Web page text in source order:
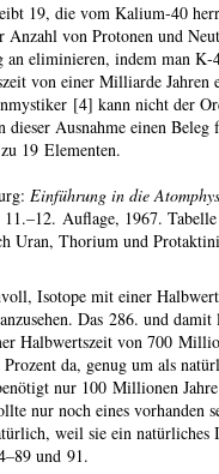
19, die vom Kalium‑40
Anzahl von Protonen und
elimi­nieren, indem man
von einer Milli­arde Jahren
[4] kann nicht der
dieser Ausnahme einen
19 Ele­menten.
Einführung in die
Auf­lage, 1967.
Uran, Thorium und
Isotope mit einer
Das 286. und
Halb­werts­zeit von 700
da, genug um als
nur 100 Mil­lionen
nur noch eines vor­handen
weil sie ein natür­liches
und 91.